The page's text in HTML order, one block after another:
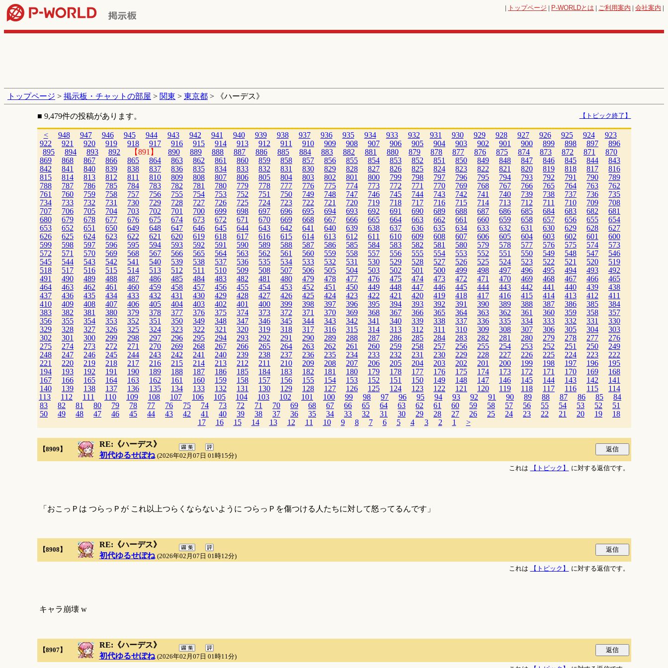
| トップページ | P-WORLDとは | ご利用案内 | 会社案内 |
トップページ > 掲示板・チャットの部屋 > 関東 > 東京都 > 《ハーデス》
■ 9,479件の投稿があります。 【トピック終了】
< 948 947 946 945 944 943 942 941 940 939 938 937 936 935 934 933 932 931 930 929 928 927 926 925 924
923
922
921 920 919 918 917 916 915 914 913 912 911 910 909 908 907 906 905 904 903 902 901 900 899 898 897
896
895
894 893 892 【891】 890 889 888 887 886 885 884 883 882 881 880 879 878 877 876 875 874 873 872 871
870
869
868 867 866 865 864 863 862 861 860 859 858 857 856 855 854 853 852 851 850 849 848 847 846 845 844
843
842
841 840 839 838 837 836 835 834 833 832 831 830 829 828 827 826 825 824 823 822 821 820 819 818 817
816
815
814 813 812 811 810 809 808 807 806 805 804 803 802 801 800 799 798 797 796 795 794 793 792 791 790
789
788
787 786 785 784 783 782 781 780 779 778 777 776 775 774 773 772 771 770 769 768 767 766 765 764 763
762
761
760 759 758 757 756 755 754 753 752 751 750 749 748 747 746 745 744 743 742 741 740 739 738 737 736
735
734
733 732 731 730 729 728 727 726 725 724 723 722 721 720 719 718 717 716 715 714 713 712 711 710 709
708
707
706 705 704 703 702 701 700 699 698 697 696 695 694 693 692 691 690 689 688 687 686 685 684 683 682
681
680
679 678 677 676 675 674 673 672 671 670 669 668 667 666 665 664 663 662 661 660 659 658 657 656 655
654
653
652 651 650 649 648 647 646 645 644 643 642 641 640 639 638 637 636 635 634 633 632 631 630 629 628
627
626
625 624 623 622 621 620 619 618 617 616 615 614 613 612 611 610 609 608 607 606 605 604 603 602 601
600
599
598 597 596 595 594 593 592 591 590 589 588 587 586 585 584 583 582 581 580 579 578 577 576 575 574
573
572
571 570 569 568 567 566 565 564 563 562 561 560 559 558 557 556 555 554 553 552 551 550 549 548 547
546
545
544 543 542 541 540 539 538 537 536 535 534 533 532 531 530 529 528 527 526 525 524 523 522 521 520
519
518
517 516 515 514 513 512 511 510 509 508 507 506 505 504 503 502 501 500 499 498 497 496 495 494 493
492
491
490 489 488 487 486 485 484 483 482 481 480 479 478 477 476 475 474 473 472 471 470 469 468 467 466
465
464
463 462 461 460 459 458 457 456 455 454 453 452 451 450 449 448 447 446 445 444 443 442 441 440 439
438
437
436 435 434 433 432 431 430 429 428 427 426 425 424 423 422 421 420 419 418 417 416 415 414 413 412
411
410
409 408 407 406 405 404 403 402 401 400 399 398 397 396 395 394 393 392 391 390 389 388 387 386 385
384
383
382 381 380 379 378 377 376 375 374 373 372 371 370 369 368 367 366 365 364 363 362 361 360 359 358
357
356
355 354 353 352 351 350 349 348 347 346 345 344 343 342 341 340 339 338 337 336 335 334 333 332 331
330
329
328 327 326 325 324 323 322 321 320 319 318 317 316 315 314 313 312 311 310 309 308 307 306 305 304
303
302
301 300 299 298 297 296 295 294 293 292 291 290 289 288 287 286 285 284 283 282 281 280 279 278 277
276
275
274 273 272 271 270 269 268 267 266 265 264 263 262 261 260 259 258 257 256 255 254 253 252 251 250
249
248
247 246 245 244 243 242 241 240 239 238 237 236 235 234 233 232 231 230 229 228 227 226 225 224 223
222
221
220 219 218 217 216 215 214 213 212 211 210 209 208 207 206 205 204 203 202 201 200 199 198 197 196
195
194
193 192 191 190 189 188 187 186 185 184 183 182 181 180 179 178 177 176 175 174 173 172 171 170 169
168
167
166 165 164 163 162 161 160 159 158 157 156 155 154 153 152 151 150 149 148 147 146 145 144 143 142
141
140
139 138 137 136 135 134 133 132 131 130 129 128 127 126 125 124 123 122 121 120 119 118 117 116 115
114
113
112 111 110 109 108 107 106 105 104 103 102 101 100 99 98 97 96 95 94 93 92 91 90 89 88 87 86 85
84
83
82 81 80 79 78 77 76 75 74 73 72 71 70 69 68 67 66 65 64 63 62 61 60 59 58 57 56 55 54 53 52
51
50
49 48 47 46 45 44 43 42 41 40 39 38 37 36 35 34 33 32 31 30 29 28 27 26 25 24 23 22 21 20 19
18
17
16 15 14 13 12 11 10 9 8 7 6 5 4 3 2 1 >
【8909】
RE:《ハーデス》
初代ゆるせぽね (2026年02月07日 01時15分)
これは
【トピック】 に対する返信です。
「おこっＰは つらっＰが これ以上つらくならないように つらっＰを傷つける人たちに対して怒ってるんです」
【8908】
RE:《ハーデス》
初代ゆるせぽね (2026年02月07日 01時12分)
これは
【トピック】 に対する返信です。
キャラ崩壊 w
【8907】
RE:《ハーデス》
初代ゆるせぽね (2026年02月07日 01時11分)